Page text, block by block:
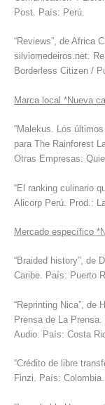
Post. País: Perú.
“Reviews”, de Africa
silviomedeiros.net.
Borderless Citizen /
Marca local *Nueva
“Malekus. Los
para The Rainforest
Otras Empresas:
“El ranking culinario
Alicorp Perú. Prod.:
Mercado específico
“Braided history”, de
Caribe. País: Puerto
“Reprinting Nica”, de
Prensa de La
Audio. País: Costa
“Crédito de libre
Finzi. País: Colombia.